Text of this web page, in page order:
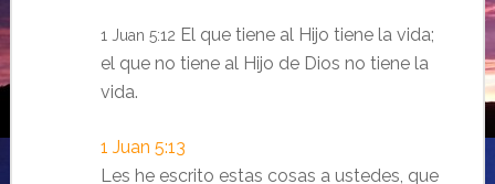
1 Juan 5:12 El que tiene al Hijo tiene la vida;
el que no tiene al Hijo de Dios no tiene la
vida.
1 Juan 5:13
Les he escrito estas cosas a ustedes, que